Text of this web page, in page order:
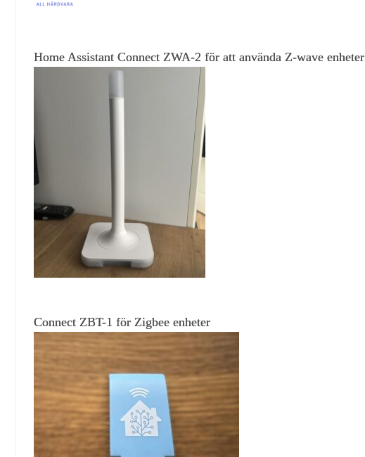
Home Assistant Connect ZWA-2 för att använda Z-wave enheter
Connect ZBT-1 för Zigbee enheter